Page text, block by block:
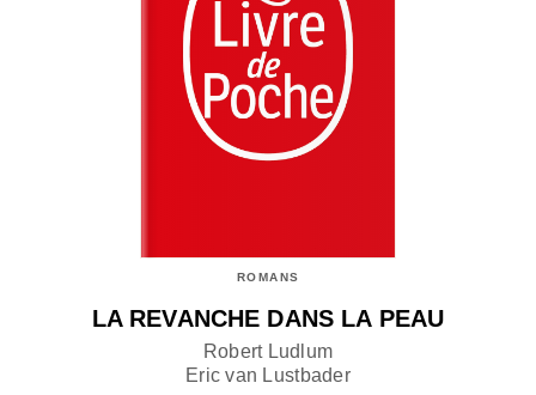
ROMANS
LA REVANCHE DANS LA PEAU
Robert Ludlum
Eric van Lustbader